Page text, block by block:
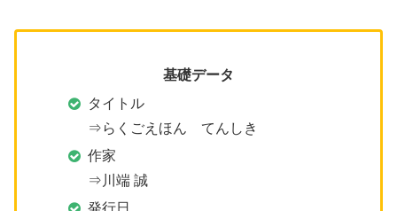
基礎データ
タイトル
⇒らくごえほん てんしき
作家
⇒川端 誠
発行日